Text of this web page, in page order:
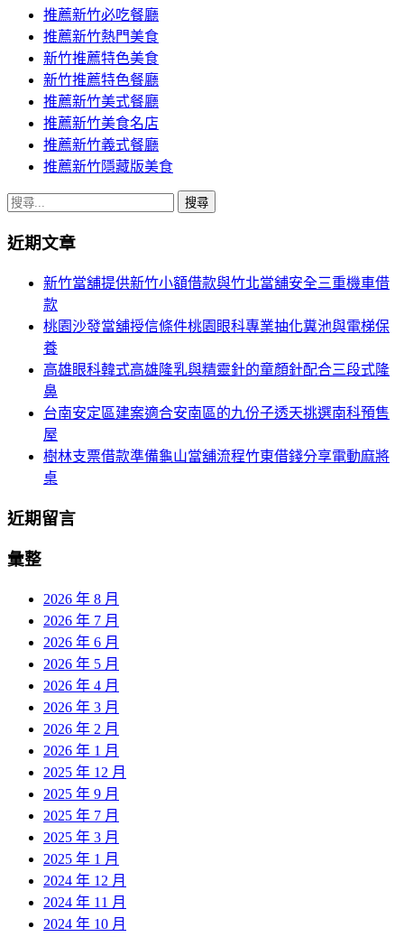
推薦新竹必吃餐廳
推薦新竹熱門美食
新竹推薦特色美食
新竹推薦特色餐廳
推薦新竹美式餐廳
推薦新竹美食名店
推薦新竹義式餐廳
推薦新竹隱藏版美食
搜
關
近期文章
新竹當舖提供新竹小額借款與竹北當舖安全三重機車借
款
桃園沙發當舖授信條件桃園眼科專業抽化糞池與電梯保
養
高雄眼科韓式高雄隆乳與精靈針的童顏針配合三段式隆
鼻
台南安定區建案適合安南區的九份子透天挑選南科預售
屋
樹林支票借款準備龜山當舖流程竹東借錢分享電動麻將
桌
近期留言
彙整
2026 年 8 月
2026 年 7 月
2026 年 6 月
2026 年 5 月
2026 年 4 月
2026 年 3 月
2026 年 2 月
2026 年 1 月
2025 年 12 月
2025 年 9 月
2025 年 7 月
2025 年 3 月
2025 年 1 月
2024 年 12 月
2024 年 11 月
2024 年 10 月